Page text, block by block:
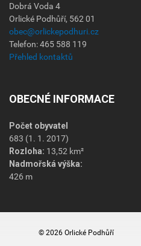
Dobrá Voda 4
Orlické Podhůří, 562 01
obec@orlickepodhuri.cz
Telefon: 465 588 119
Přehled kontaktů
OBECNÉ INFORMACE
Počet obyvatel
683 (1. 1. 2017)
Rozloha: 13,52 km²
Nadmořská výška:
426 m
© 2026 Orlické Podhůří